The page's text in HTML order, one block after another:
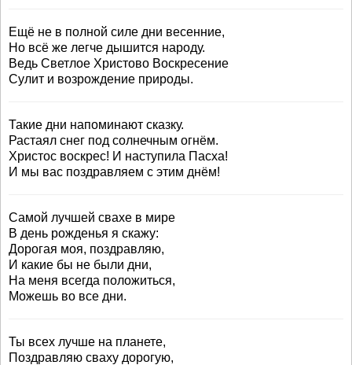
Ещё не в полной силе дни весенние,
Но всё же легче дышится народу.
Ведь Светлое Христово Воскресение
Сулит и возрождение природы.
Такие дни напоминают сказку.
Растаял снег под солнечным огнём.
Христос воскрес! И наступила Пасха!
И мы вас поздравляем с этим днём!
Самой лучшей свахе в мире
В день рожденья я скажу:
Дорогая моя, поздравляю,
И какие бы не были дни,
На меня всегда положиться,
Можешь во все дни.
Ты всех лучше на планете,
Поздравляю сваху дорогую,